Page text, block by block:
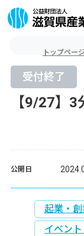
トップページ
受付終了
【9/27】
公開日
起業・
イベン